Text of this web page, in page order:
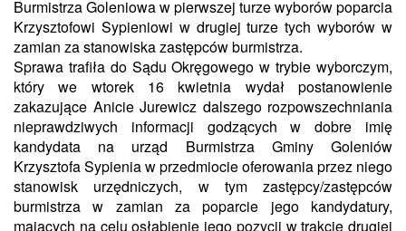
Burmistrza Goleniowa w pierwszej turze wyborów poparcia
Krzysztofowi Sypieniowi w drugiej turze tych wyborów w
zamian za stanowiska zastępców burmistrza.
Sprawa trafiła do Sądu Okręgowego w trybie wyborczym,
który we wtorek 16 kwietnia wydał postanowienie
zakazujące Anicie Jurewicz dalszego rozpowszechniania
nieprawdziwych informacji godzących w dobre imię
kandydata na urząd Burmistrza Gminy Goleniów
Krzysztofa Sypienia w przedmiocie oferowania przez niego
stanowisk urzędniczych, w tym zastępcy/zastępców
burmistrza w zamian za poparcie jego kandydatury,
mających na celu osłabienie jego pozycji w trakcie drugiej